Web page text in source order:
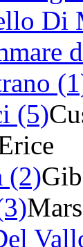
Di
(5)
(2)